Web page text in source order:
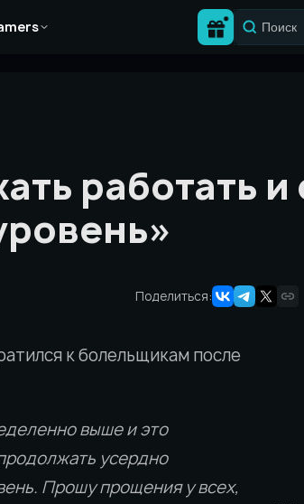
работать и
Поделиться:
к болельщикам после
выше и это
усердно
Прошу прощения у всех,